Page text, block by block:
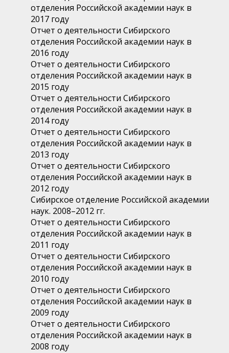
отделения Российской академии наук в
2017 году
Отчет о деятельности Сибирского
отделения Российской академии наук в
2016 году
Отчет о деятельности Сибирского
отделения Российской академии наук в
2015 году
Отчет о деятельности Сибирского
отделения Российской академии наук в
2014 году
Отчет о деятельности Сибирского
отделения Российской академии наук в
2013 году
Отчет о деятельности Сибирского
отделения Российской академии наук в
2012 году
Сибирское отделение Российской академии
наук. 2008–2012 гг.
Отчет о деятельности Сибирского
отделения Российской академии наук в
2011 году
Отчет о деятельности Сибирского
отделения Российской академии наук в
2010 году
Отчет о деятельности Сибирского
отделения Российской академии наук в
2009 году
Отчет о деятельности Сибирского
отделения Российской академии наук в
2008 году